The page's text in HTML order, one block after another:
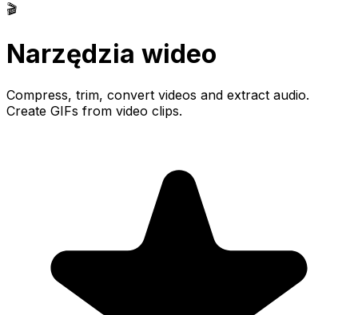
🎬
Narzędzia wideo
Compress, trim, convert videos and extract audio.
Create GIFs from video clips.